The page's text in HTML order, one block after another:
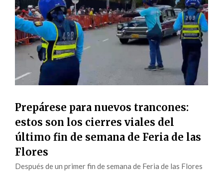
Prepárese para nuevos trancones:
estos son los cierres viales del
último fin de semana de Feria de las
Flores
Después de un primer fin de semana de Feria de las Flores